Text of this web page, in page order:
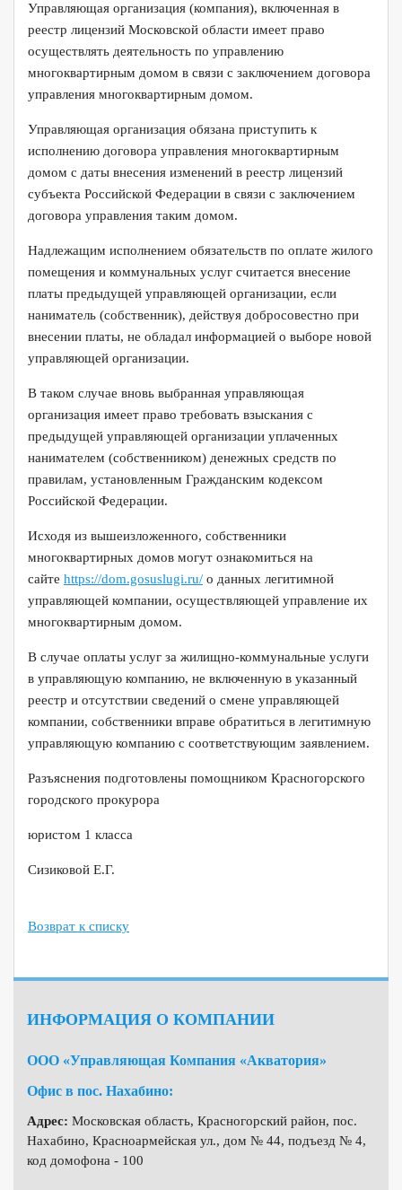
Управляющая организация (компания), включенная в
реестр лицензий Московской области имеет право
осуществлять деятельность по управлению
многоквартирным домом в связи с заключением договора
управления многоквартирным домом.
Управляющая организация обязана приступить к
исполнению договора управления многоквартирным
домом с даты внесения изменений в реестр лицензий
субъекта Российской Федерации в связи с заключением
договора управления таким домом.
Надлежащим исполнением обязательств по оплате жилого
помещения и коммунальных услуг считается внесение
платы предыдущей управляющей организации, если
наниматель (собственник), действуя добросовестно при
внесении платы, не обладал информацией о выборе новой
управляющей организации.
В таком случае вновь выбранная управляющая
организация имеет право требовать взыскания с
предыдущей управляющей организации уплаченных
нанимателем (собственником) денежных средств по
правилам, установленным Гражданским кодексом
Российской Федерации.
Исходя из вышеизложенного, собственники
многоквартирных домов могут ознакомиться на
сайте https://dom.gosuslugi.ru/ о данных легитимной
управляющей компании, осуществляющей управление их
многоквартирным домом.
В случае оплаты услуг за жилищно-коммунальные услуги
в управляющую компанию, не включенную в указанный
реестр и отсутствии сведений о смене управляющей
компании, собственники вправе обратиться в легитимную
управляющую компанию с соответствующим заявлением.
Разъяснения подготовлены помощником Красногорского
городского прокурора
юристом 1 класса
Сизиковой Е.Г.
Возврат к списку
ИНФОРМАЦИЯ О КОМПАНИИ
ООО «Управляющая Компания «Акватория»
Офис в пос. Нахабино:
Адрес: Московская область, Красногорский район, пос.
Нахабино, Красноармейская ул., дом № 44, подъезд № 4,
код домофона - 100